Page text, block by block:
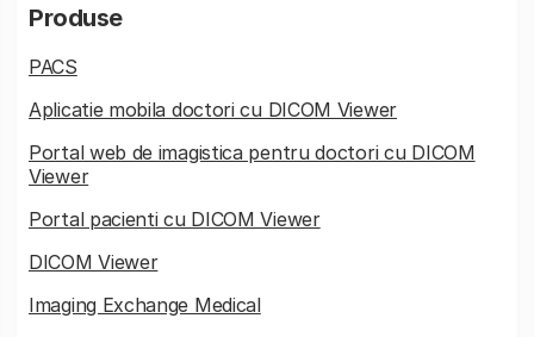
Produse
PACS
Aplicatie mobila doctori cu DICOM Viewer
Portal web de imagistica pentru doctori cu DICOM
Viewer
Portal pacienti cu DICOM Viewer
DICOM Viewer
Imaging Exchange Medical